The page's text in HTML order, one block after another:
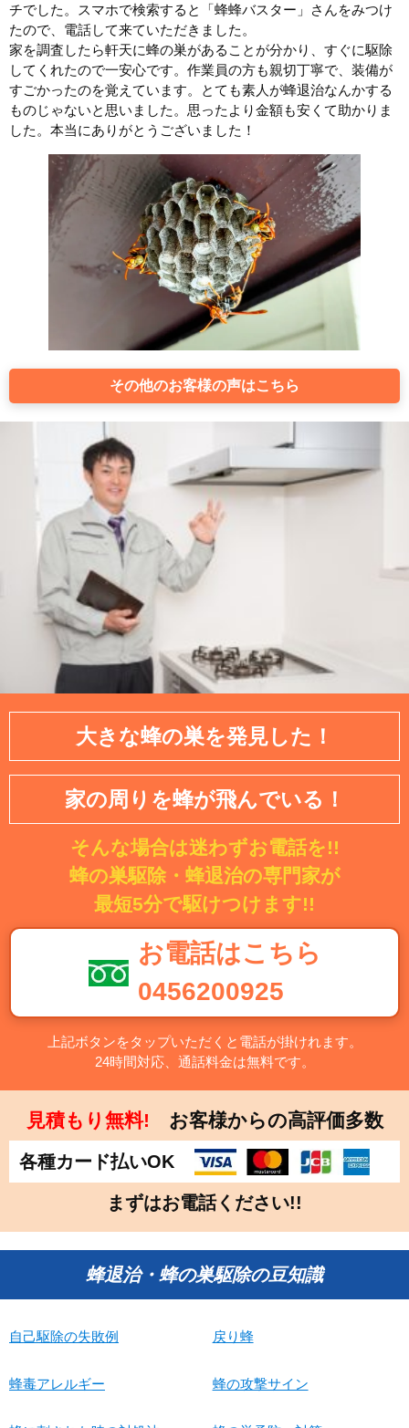
チでした。スマホで検索すると「蜂蜂バスター」さんをみつけ
たので、電話して来ていただきました。
家を調査したら軒天に蜂の巣があることが分かり、すぐに駆除
してくれたので一安心です。作業員の方も親切丁寧で、装備が
すごかったのを覚えています。とても素人が蜂退治なんかする
ものじゃないと思いました。思ったより金額も安くて助かりま
した。本当にありがとうございました！
その他のお客様の声はこちら
大きな蜂の巣を発見した！
家の周りを蜂が飛んでいる！
そんな場合は迷わずお電話を!!
蜂の巣駆除・蜂退治の専門家が
最短5分で駆けつけます!!
お電話はこちら
0456200925
上記ボタンをタップいただくと電話が掛けれます。
24時間対応、通話料金は無料です。
見積もり無料! お客様からの高評価多数
各種カード払いOK
まずはお電話ください!!
蜂退治・蜂の巣駆除の豆知識
自己駆除の失敗例 戻り蜂
蜂毒アレルギー 蜂の攻撃サイン